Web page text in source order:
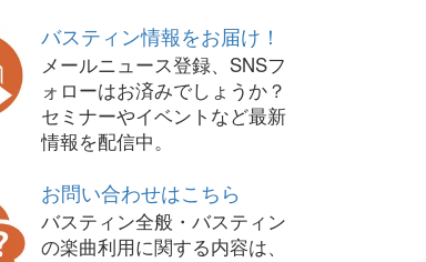
バスティン情報をお届け！
メールニュース登録、SNSフ
ォローはお済みでしょうか？
セミナーやイベントなど最新
情報を配信中。
お問い合わせはこちら
バスティン全般・バスティン
の楽曲利用に関する内容は、